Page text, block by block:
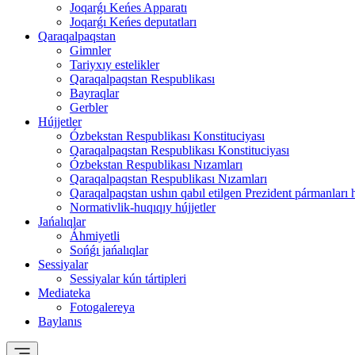
Joqarǵı Keńes Apparatı
Joqarǵı Keńes deputatları
Qaraqalpaqstan
Gimnler
Tariyxıy estelikler
Qaraqalpaqstan Respublikası
Bayraqlar
Gerbler
Hújjetler
Ózbekstan Respublikası Konstituciyası
Qaraqalpaqstan Respublikası Konstituciyası
Ózbekstan Respublikası Nızamları
Qaraqalpaqstan Respublikası Nızamları
Qaraqalpaqstan ushın qabıl etilgen Prezident pármanları
Normativlik-huqıqıy hújjetler
Jańalıqlar
Áhmiyetli
Sońǵı jańalıqlar
Sessiyalar
Sessiyalar kún tártipleri
Mediateka
Fotogalereya
Baylanıs